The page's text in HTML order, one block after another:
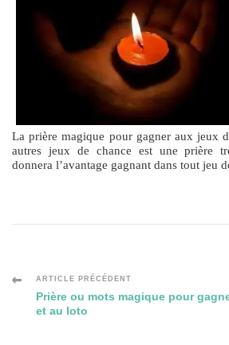
La prière magique pour gagner aux jeux
autres jeux de chance est une prière
donnera l’avantage gagnant dans tout jeu
Navigation
des
ARTICLE PRÉCÉDENT
Prière ou mots magique pour
et au loto